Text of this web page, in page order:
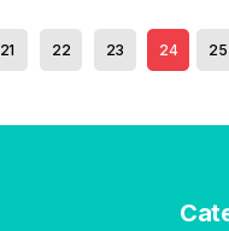
21 22 23 24 25